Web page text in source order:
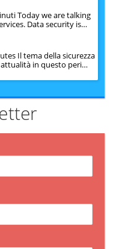
Today we are talking
Data security is…
Il tema della sicurezza
in questo peri…
The issue of
in this historical